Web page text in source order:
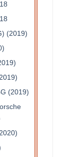
(2019)
(2019)